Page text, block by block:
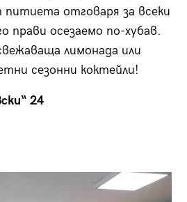
отговаря за всеки
прави осезаемо по-хубав.
лимонада или
сезонни коктейли!
24